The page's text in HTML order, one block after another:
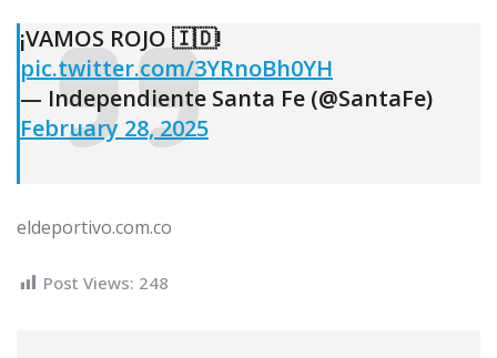
¡VAMOS ROJO 🇮🇩!
pic.twitter.com/3YRnoBh0YH
— Independiente Santa Fe (@SantaFe)
February 28, 2025
eldeportivo.com.co
Post Views: 248